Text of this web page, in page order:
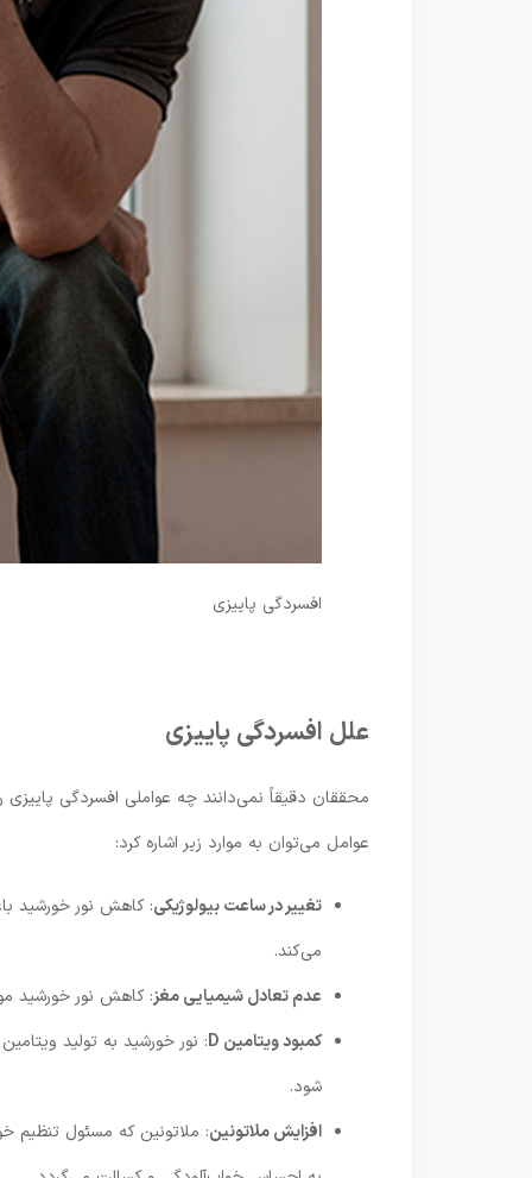
افسردگی پاییزی
علل افسردگی پاییزی
محققان دقیقاً نمی‌دانند چه عواملی افسردگی
عوامل می‌توان به موارد زیر اشاره کرد:
تغییر در ساعت بیولوژیکی: کاهش نور خورشید
می‌کند.
عدم تعادل شیمیایی مغز: کاهش نور خورشید
کمبود ویتامین D
شود.
افزایش ملاتونین: ملاتونین که مسئول تنظیم